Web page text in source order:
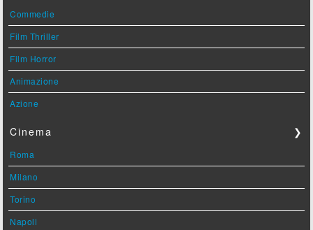
Commedie
Film Thriller
Film Horror
Animazione
Azione
Cinema ❯
Roma
Milano
Torino
Napoli